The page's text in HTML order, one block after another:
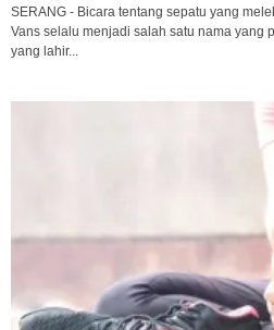
SERANG - Bicara tentang sepatu yang
Vans selalu menjadi salah satu nama yang
yang lahir...